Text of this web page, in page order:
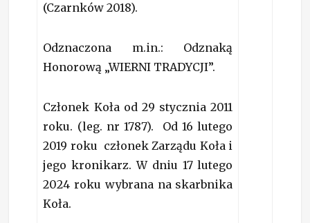
(Czarnków 2018).
Odznaczona m.in.: Odznaką
Honorową „WIERNI TRADYCJI”.
Członek Koła od 29 stycznia 2011
roku. (leg. nr 1787). Od 16 lutego
2019 roku członek Zarządu Koła i
jego kronikarz. W dniu 17 lutego
2024 roku wybrana na skarbnika
Koła.